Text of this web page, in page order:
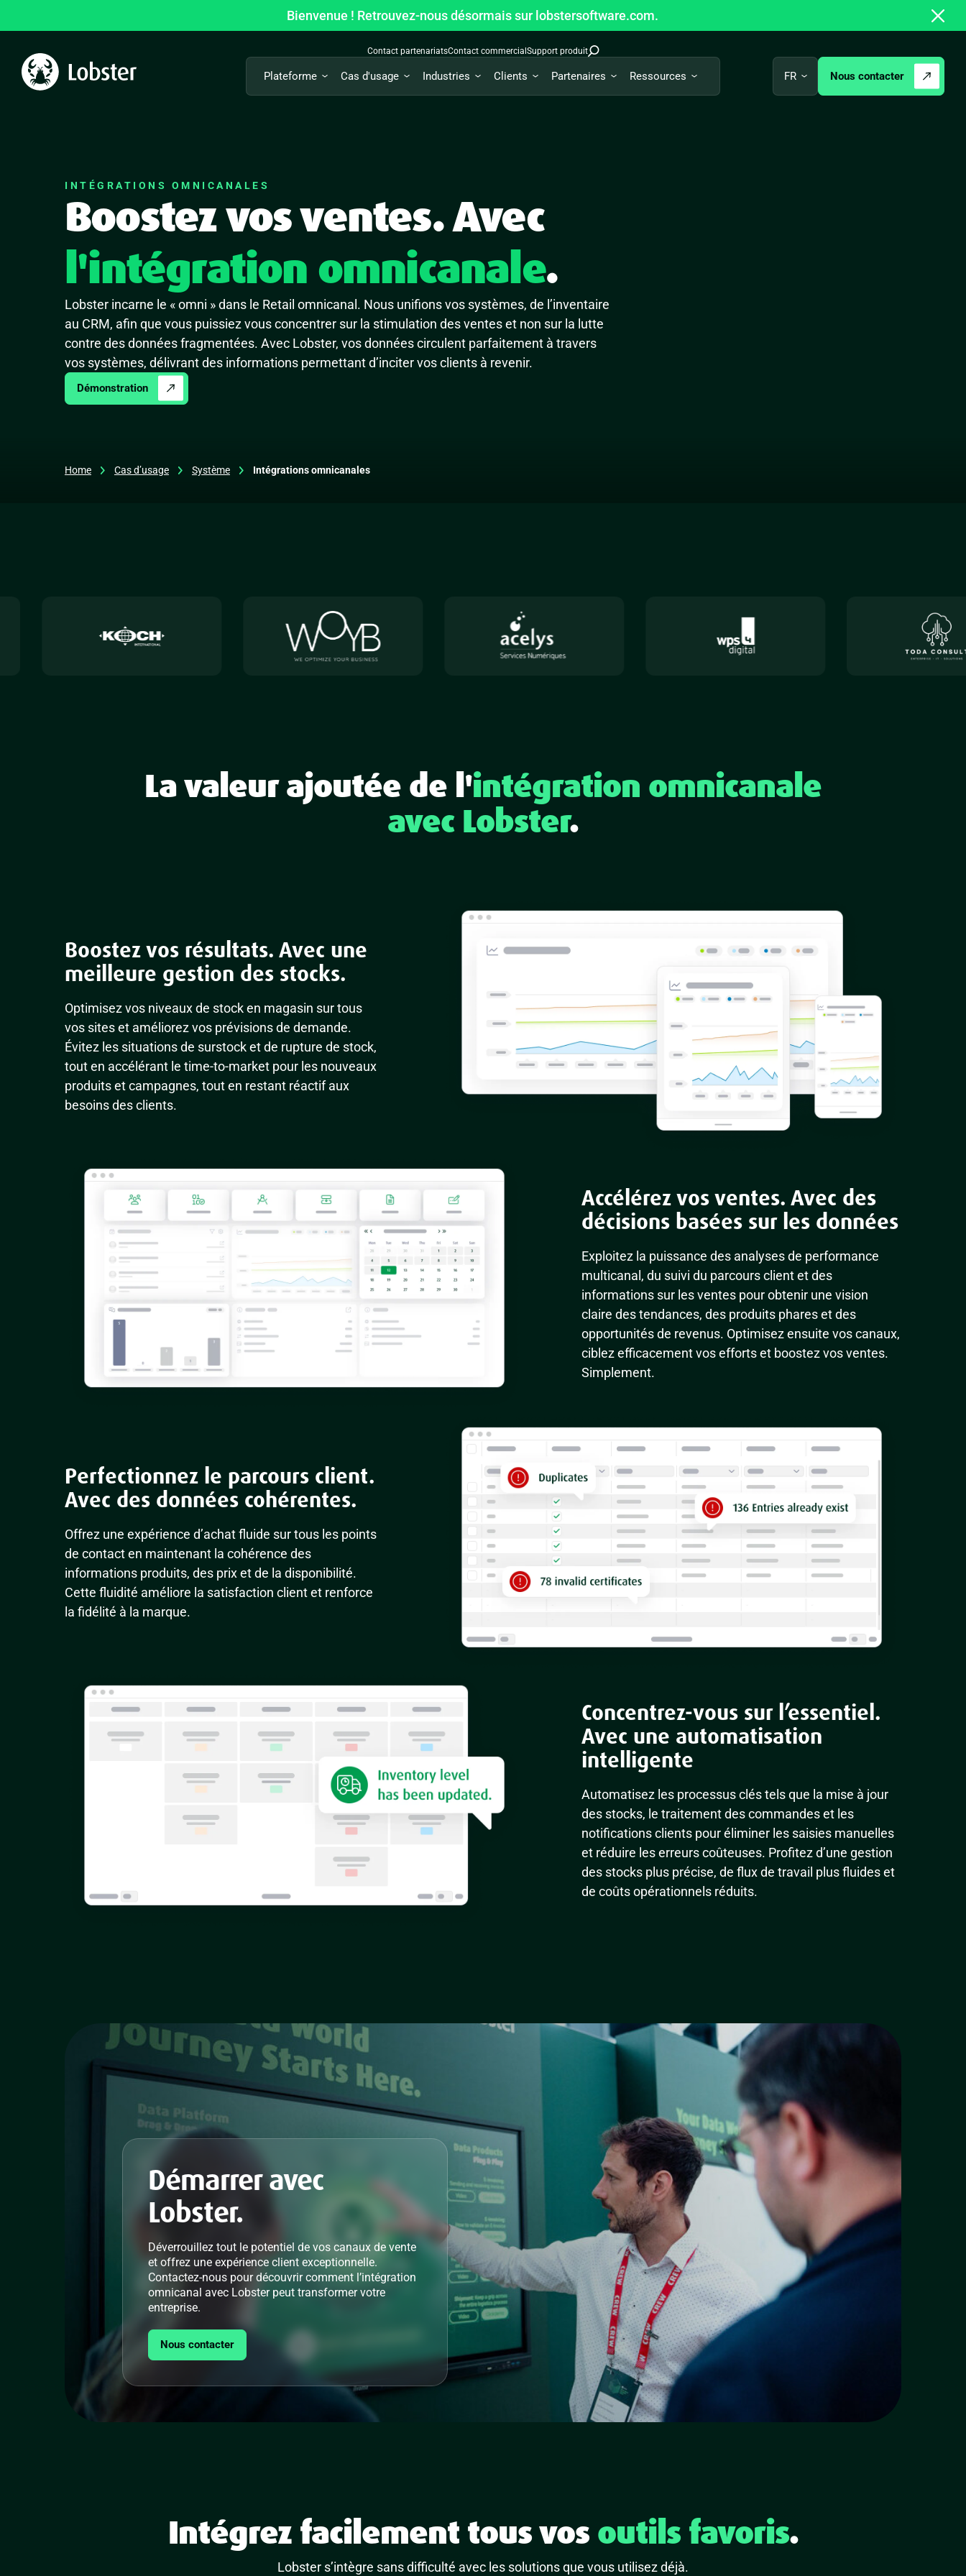
au
Bienvenue ! Retrouvez-nous désormais sur lobstersoftware.com.
Contact partenariatsContact commercial Support produit
Plateforme Cas d'usage Industries Clients Partenaires Ressources FR Nous contacter
INTÉGRATIONS OMNICANALES
Boostez vos ventes. Avec
l'intégration omnicanale.
Lobster incarne le « omni » dans le Retail omnicanal. Nous unifions vos systèmes, de l’inventaire
au CRM, afin que vous puissiez vous concentrer sur la stimulation des ventes et non sur la lutte
contre des données fragmentées. Avec Lobster, vos données circulent parfaitement à travers
vos systèmes, délivrant des informations permettant d’inciter vos clients à revenir.
Démonstration
Home Cas d’usage Système Intégrations omnicanales
La valeur ajoutée de l'intégration omnicanale
avec Lobster.
Boostez vos résultats. Avec une
meilleure gestion des stocks.
Optimisez vos niveaux de stock en magasin sur tous
vos sites et améliorez vos prévisions de demande.
Évitez les situations de surstock et de rupture de stock,
tout en accélérant le time-to-market pour les nouveaux
produits et campagnes, tout en restant réactif aux
besoins des clients.
Accélérez vos ventes. Avec des
décisions basées sur les données
Exploitez la puissance des analyses de performance
multicanal, du suivi du parcours client et des
informations sur les ventes pour obtenir une vision
claire des tendances, des produits phares et des
opportunités de revenus. Optimisez ensuite vos canaux,
ciblez efficacement vos efforts et boostez vos ventes.
Simplement.
Perfectionnez le parcours client.
Avec des données cohérentes.
Offrez une expérience d’achat fluide sur tous les points
de contact en maintenant la cohérence des
informations produits, des prix et de la disponibilité.
Cette fluidité améliore la satisfaction client et renforce
la fidélité à la marque.
Concentrez-vous sur l’essentiel.
Avec une automatisation
intelligente
Automatisez les processus clés tels que la mise à jour
des stocks, le traitement des commandes et les
notifications clients pour éliminer les saisies manuelles
et réduire les erreurs coûteuses. Profitez d’une gestion
des stocks plus précise, de flux de travail plus fluides et
de coûts opérationnels réduits.
Démarrer avec
Lobster.
Déverrouillez tout le potentiel de vos canaux de vente
et offrez une expérience client exceptionnelle.
Contactez-nous pour découvrir comment l’intégration
omnicanal avec Lobster peut transformer votre
entreprise.
Nous contacter
Intégrez facilement tous vosoutils favoris.
Lobster s’intègre sans difficulté avec les solutions que vous utilisez déjà.